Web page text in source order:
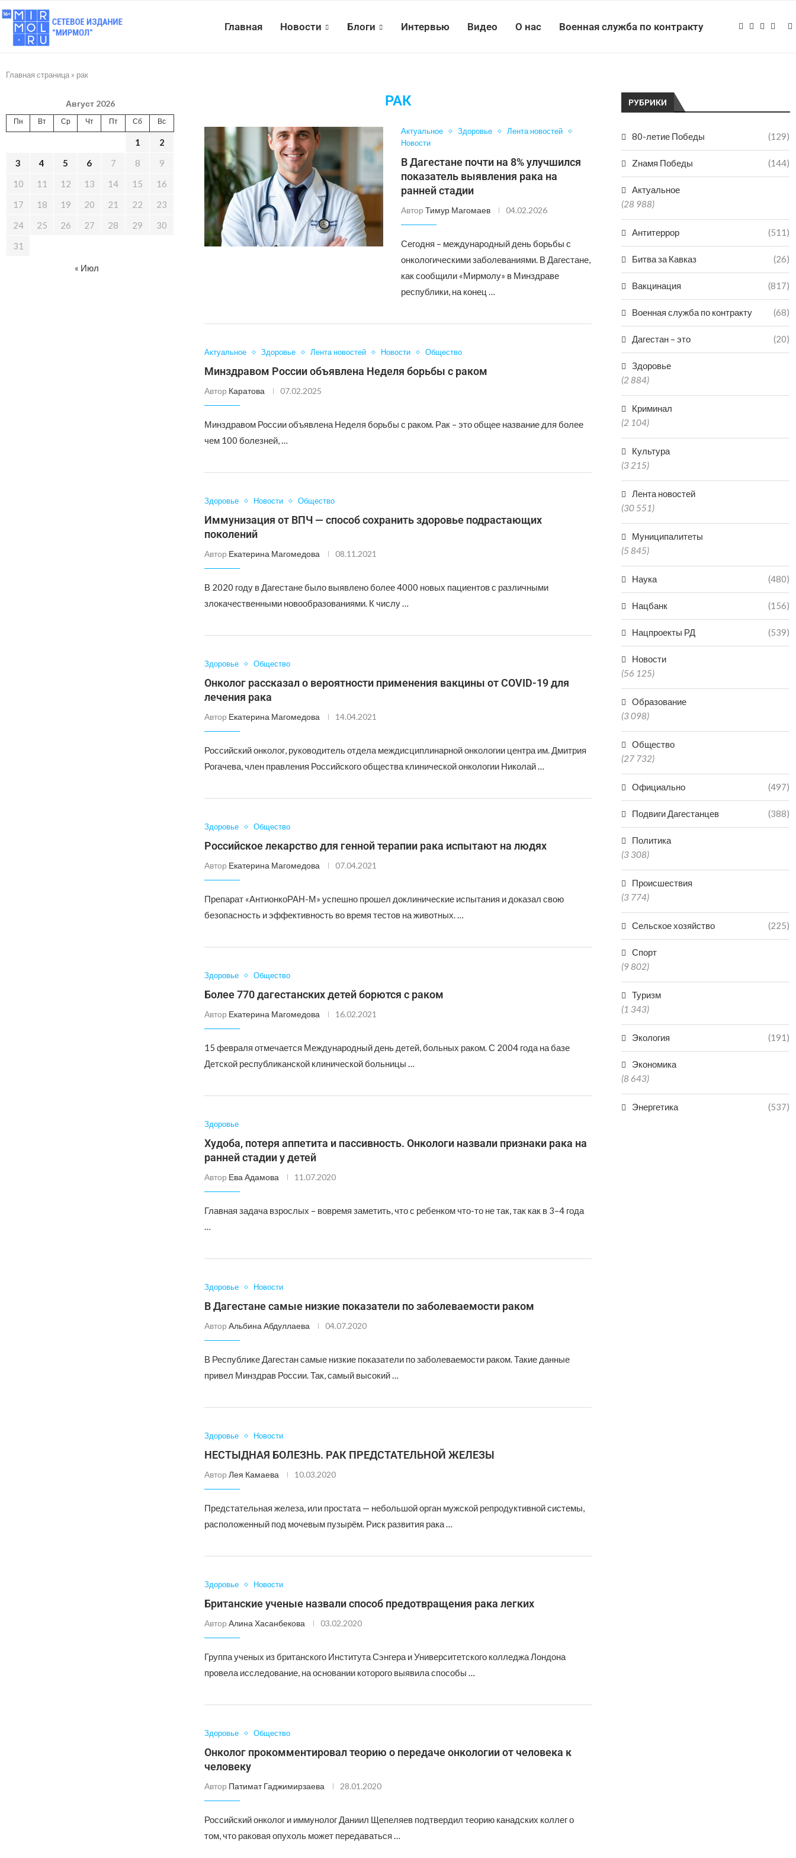
Главная Новости Блоги Интервью Видео О нас Военная служба по контракту
Главная страница » рак
РАК
Актуальное Здоровье
Лента новостей
Новости
В Дагестане почти на 8% улучшился
показатель выявления рака на
ранней стадии
АвторТимур Магомаев 04.02.2026
Сегодня – международный день борьбы с
онкологическими заболеваниями. В Дагестане,
как сообщили «Мирмолу» в Минздраве
республики, на конец …
Актуальное Здоровье Лента новостей Новости Общество
Минздравом России объявлена Неделя борьбы с раком
Автор Каратова 07.02.2025
Минздравом России объявлена Неделя борьбы с раком. Рак – это общее название для более
чем 100 болезней, …
Здоровье Новости Общество
Иммунизация от ВПЧ — способ сохранить здоровье подрастающих
поколений
Автор Екатерина Магомедова 08.11.2021
В 2020 году в Дагестане было выявлено более 4000 новых пациентов с различными
злокачественными новообразованиями. К числу …
Здоровье Общество
Онколог рассказал о вероятности применения вакцины от COVID-19 для
лечения рака
Автор Екатерина Магомедова 14.04.2021
Российский онколог, руководитель отдела междисциплинарной онкологии центра им. Дмитрия
Рогачева, член правления Российского общества клинической онкологии Николай …
Здоровье Общество
Российское лекарство для генной терапии рака испытают на людях
Автор Екатерина Магомедова 07.04.2021
Препарат «АнтионкоРАН-М» успешно прошел доклинические испытания и доказал свою
безопасность и эффективность во время тестов на животных. …
Здоровье Общество
Более 770 дагестанских детей борются с раком
Автор Екатерина Магомедова 16.02.2021
15 февраля отмечается Международный день детей, больных раком. С 2004 года на базе
Детской республиканской клинической больницы …
Здоровье
Худоба, потеря аппетита и пассивность. Онкологи назвали признаки рака на
ранней стадии у детей
Автор Ева Адамова 11.07.2020
Главная задача взрослых – вовремя заметить, что с ребенком что-то не так, так как в 3–4 года
…
Здоровье Новости
В Дагестане самые низкие показатели по заболеваемости раком
Автор Альбина Абдуллаева 04.07.2020
В Республике Дагестан самые низкие показатели по заболеваемости раком. Такие данные
привел Минздрав России. Так, самый высокий …
Здоровье Новости
НЕСТЫДНАЯ БОЛЕЗНЬ. РАК ПРЕДСТАТЕЛЬНОЙ ЖЕЛЕЗЫ
Автор Лея Камаева 10.03.2020
Предстательная железа, или простата — небольшой орган мужской репродуктивной системы,
расположенный под мочевым пузырём. Риск развития рака …
Здоровье Новости
Британские ученые назвали способ предотвращения рака легких
Автор Алина Хасанбекова 03.02.2020
Группа ученых из британского Института Сэнгера и Университетского колледжа Лондона
провела исследование, на основании которого выявила способы …
Здоровье Общество
Онколог прокомментировал теорию о передаче онкологии от человека к
человеку
Автор Патимат Гаджимирзаева 28.01.2020
Российский онколог и иммунолог Даниил Щепеляев подтвердил теорию канадских коллег о
том, что раковая опухоль может передаваться …
РУБРИКИ
80-летие Победы (129)
Zнамя Победы (144)
Актуальное
(28 988)
Антитеррор (511)
Битва за Кавказ (26)
Вакцинация (817)
Военная служба по контракту (68)
Дагестан – это (20)
Здоровье
(2 884)
Криминал
(2 104)
Культура
(3 215)
Лента новостей
(30 551)
Муниципалитеты
(5 845)
Наука (480)
Нацбанк (156)
Нацпроекты РД (539)
Новости
(56 125)
Образование
(3 098)
Общество
(27 732)
Официально (497)
Подвиги Дагестанцев (388)
Политика
(3 308)
Происшествия
(3 774)
Сельское хозяйство (225)
Спорт
(9 802)
Туризм
(1 343)
Экология (191)
Экономика
(8 643)
Энергетика (537)
Август 2026
Пн Вт Ср Чт Пт Сб Вс
1
2
3
4 5 6 7 8
9
10
11 12 13 14 15
16
17
18 19 20 21 22
23
24
25 26 27 28 29
30
31
« Июл